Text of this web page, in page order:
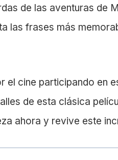
de las aventuras de
las frases más
el cine participando en
de esta clásica
ahora y revive este